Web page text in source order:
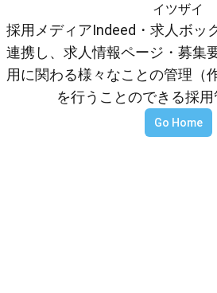
イツザイ
採用メディアIndeed・求人ボッ
連携し、求人情報ページ・募集
用に関わる様々なことの管理（
を行うことのできる採
Go Home